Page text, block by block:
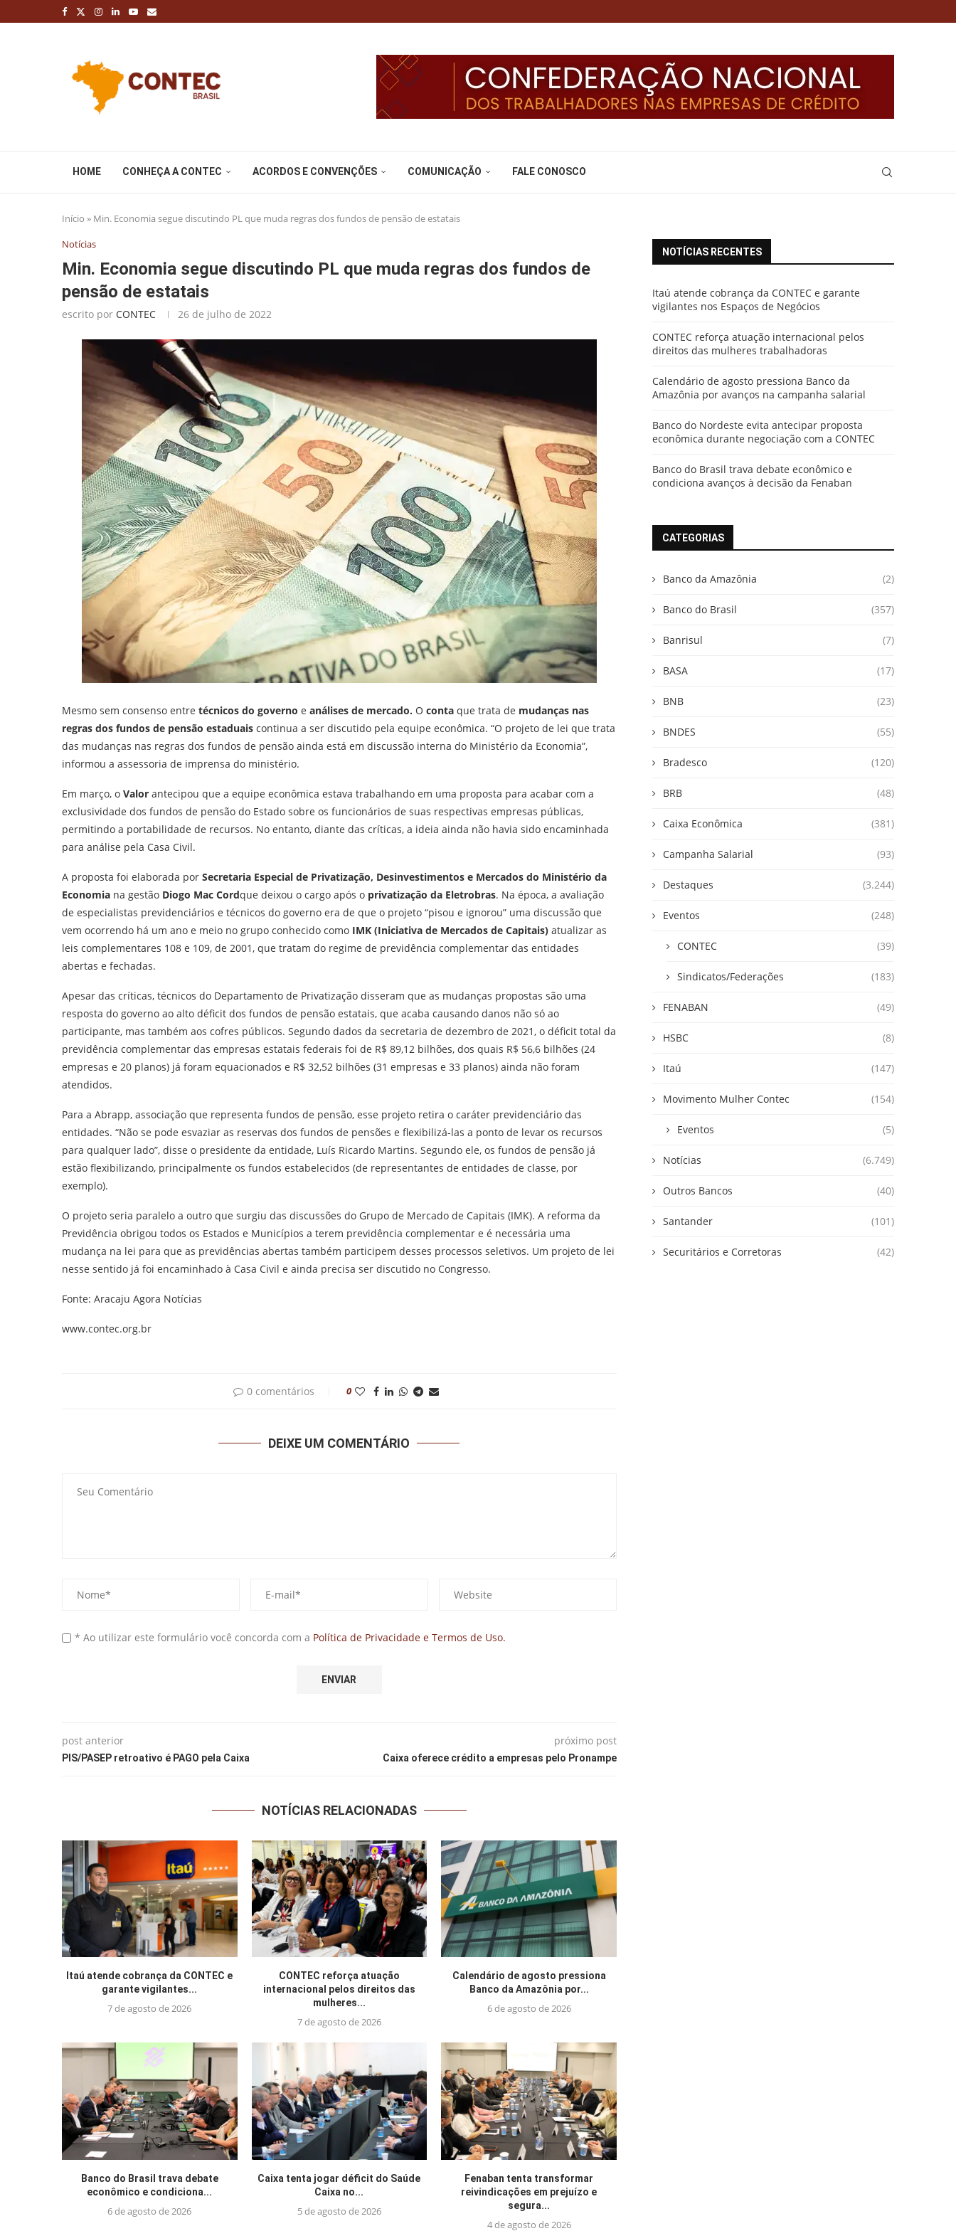
HOME CONHEÇA A CONTEC ACORDOS E CONVENÇÕES COMUNICAÇÃO FALE CONOSCO
Início » Min. Economia segue discutindo PL que muda regras dos fundos de pensão de estatais
Notícias
Min. Economia segue discutindo PL que muda regras dos fundos de
pensão de estatais
escrito por CONTEC 26 de julho de 2022
Mesmo sem consenso entre técnicos do governo e análises de mercado. O conta que trata de mudanças nas
regras dos fundos de pensão estaduais continua a ser discutido pela equipe econômica. “O projeto de lei que trata
das mudanças nas regras dos fundos de pensão ainda está em discussão interna do Ministério da Economia”,
informou a assessoria de imprensa do ministério.
Em março, o Valor antecipou que a equipe econômica estava trabalhando em uma proposta para acabar com a
exclusividade dos fundos de pensão do Estado sobre os funcionários de suas respectivas empresas públicas,
permitindo a portabilidade de recursos. No entanto, diante das críticas, a ideia ainda não havia sido encaminhada
para análise pela Casa Civil.
A proposta foi elaborada por Secretaria Especial de Privatização, Desinvestimentos e Mercados do Ministério da
Economia na gestão Diogo Mac Cordque deixou o cargo após o privatização da Eletrobras. Na época, a avaliação
de especialistas previdenciários e técnicos do governo era de que o projeto “pisou e ignorou” uma discussão que
vem ocorrendo há um ano e meio no grupo conhecido como IMK (Iniciativa de Mercados de Capitais) atualizar as
leis complementares 108 e 109, de 2001, que tratam do regime de previdência complementar das entidades
abertas e fechadas.
Apesar das críticas, técnicos do Departamento de Privatização disseram que as mudanças propostas são uma
resposta do governo ao alto déficit dos fundos de pensão estatais, que acaba causando danos não só ao
participante, mas também aos cofres públicos. Segundo dados da secretaria de dezembro de 2021, o déficit total da
previdência complementar das empresas estatais federais foi de R$ 89,12 bilhões, dos quais R$ 56,6 bilhões (24
empresas e 20 planos) já foram equacionados e R$ 32,52 bilhões (31 empresas e 33 planos) ainda não foram
atendidos.
Para a Abrapp, associação que representa fundos de pensão, esse projeto retira o caráter previdenciário das
entidades. “Não se pode esvaziar as reservas dos fundos de pensões e flexibilizá-las a ponto de levar os recursos
para qualquer lado”, disse o presidente da entidade, Luís Ricardo Martins. Segundo ele, os fundos de pensão já
estão flexibilizando, principalmente os fundos estabelecidos (de representantes de entidades de classe, por
exemplo).
O projeto seria paralelo a outro que surgiu das discussões do Grupo de Mercado de Capitais (IMK). A reforma da
Previdência obrigou todos os Estados e Municípios a terem previdência complementar e é necessária uma
mudança na lei para que as previdências abertas também participem desses processos seletivos. Um projeto de lei
nesse sentido já foi encaminhado à Casa Civil e ainda precisa ser discutido no Congresso.
Fonte: Aracaju Agora Notícias
www.contec.org.br
0 comentários 0
DEIXE UM COMENTÁRIO
* Ao utilizar este formulário você concorda com a Política de Privacidade e Termos de Uso.
post anterior
PIS/PASEP retroativo é PAGO pela Caixa
próximo post
Caixa oferece crédito a empresas pelo Pronampe
NOTÍCIAS RELACIONADAS
Itaú atende cobrança da CONTEC e
garante vigilantes...
7 de agosto de 2026
CONTEC reforça atuação
internacional pelos direitos das
mulheres...
7 de agosto de 2026
Calendário de agosto pressiona
Banco da Amazônia por...
6 de agosto de 2026
Banco do Brasil trava debate
econômico e condiciona...
6 de agosto de 2026
Caixa tenta jogar déficit do Saúde
Caixa no...
5 de agosto de 2026
Fenaban tenta transformar
reivindicações em prejuízo e
segura...
4 de agosto de 2026
NOTÍCIAS RECENTES
Itaú atende cobrança da CONTEC e garante
vigilantes nos Espaços de Negócios
CONTEC reforça atuação internacional pelos
direitos das mulheres trabalhadoras
Calendário de agosto pressiona Banco da
Amazônia por avanços na campanha salarial
Banco do Nordeste evita antecipar proposta
econômica durante negociação com a CONTEC
Banco do Brasil trava debate econômico e
condiciona avanços à decisão da Fenaban
CATEGORIAS
Banco da Amazônia (2)
Banco do Brasil (357)
Banrisul (7)
BASA (17)
BNB (23)
BNDES (55)
Bradesco (120)
BRB (48)
Caixa Econômica (381)
Campanha Salarial (93)
Destaques (3.244)
Eventos (248)
CONTEC (39)
Sindicatos/Federações (183)
FENABAN (49)
HSBC (8)
Itaú (147)
Movimento Mulher Contec (154)
Eventos (5)
Notícias (6.749)
Outros Bancos (40)
Santander (101)
Securitários e Corretoras (42)